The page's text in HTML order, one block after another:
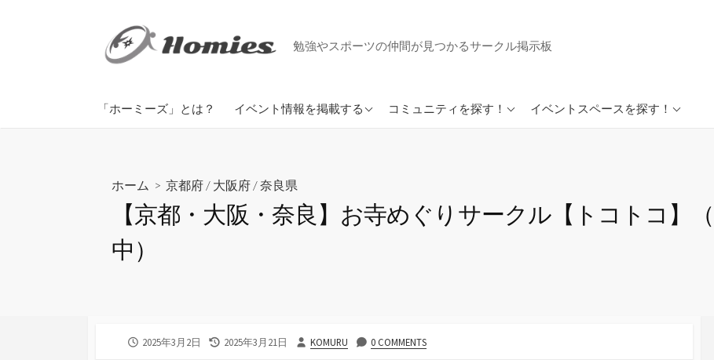
ス
勉強やスポーツの仲間が見つかるサークル掲示板
「ホーミーズ」とは？ イベント情報を掲載する
掲載までの手順 コミュニティを探す！
英会話サークルまとめ
イベントスペースを探す！
イベントスペースまとめ
ホーム > 京都府 / 大阪府 /奈良県
【京都・大阪・奈良】お寺めぐりサークル【トコトコ】
中）
公
2025年3月2日
最
2025年3月21日
投
KOMURU 0 COMMENTS